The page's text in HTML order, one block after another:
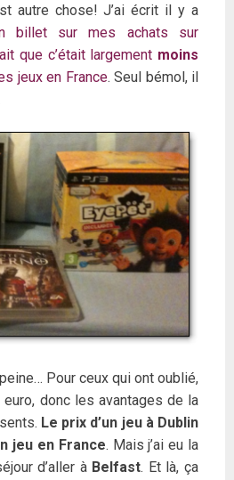
autre chose! J’ai écrit il y a
billet sur mes achats sur
que c’était largement moins
jeux en France. Seul bémol, il
Pour ceux qui ont oublié,
euro, donc les avantages de la
Le prix d’un jeu à Dublin
jeu en France. Mais j’ai eu la
d’aller à Belfast. Et là, ça